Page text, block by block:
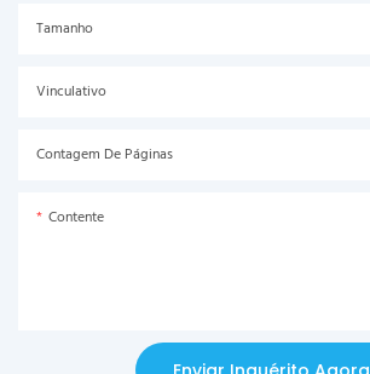
Tamanho
Vinculativo
Contagem De Páginas
Contente